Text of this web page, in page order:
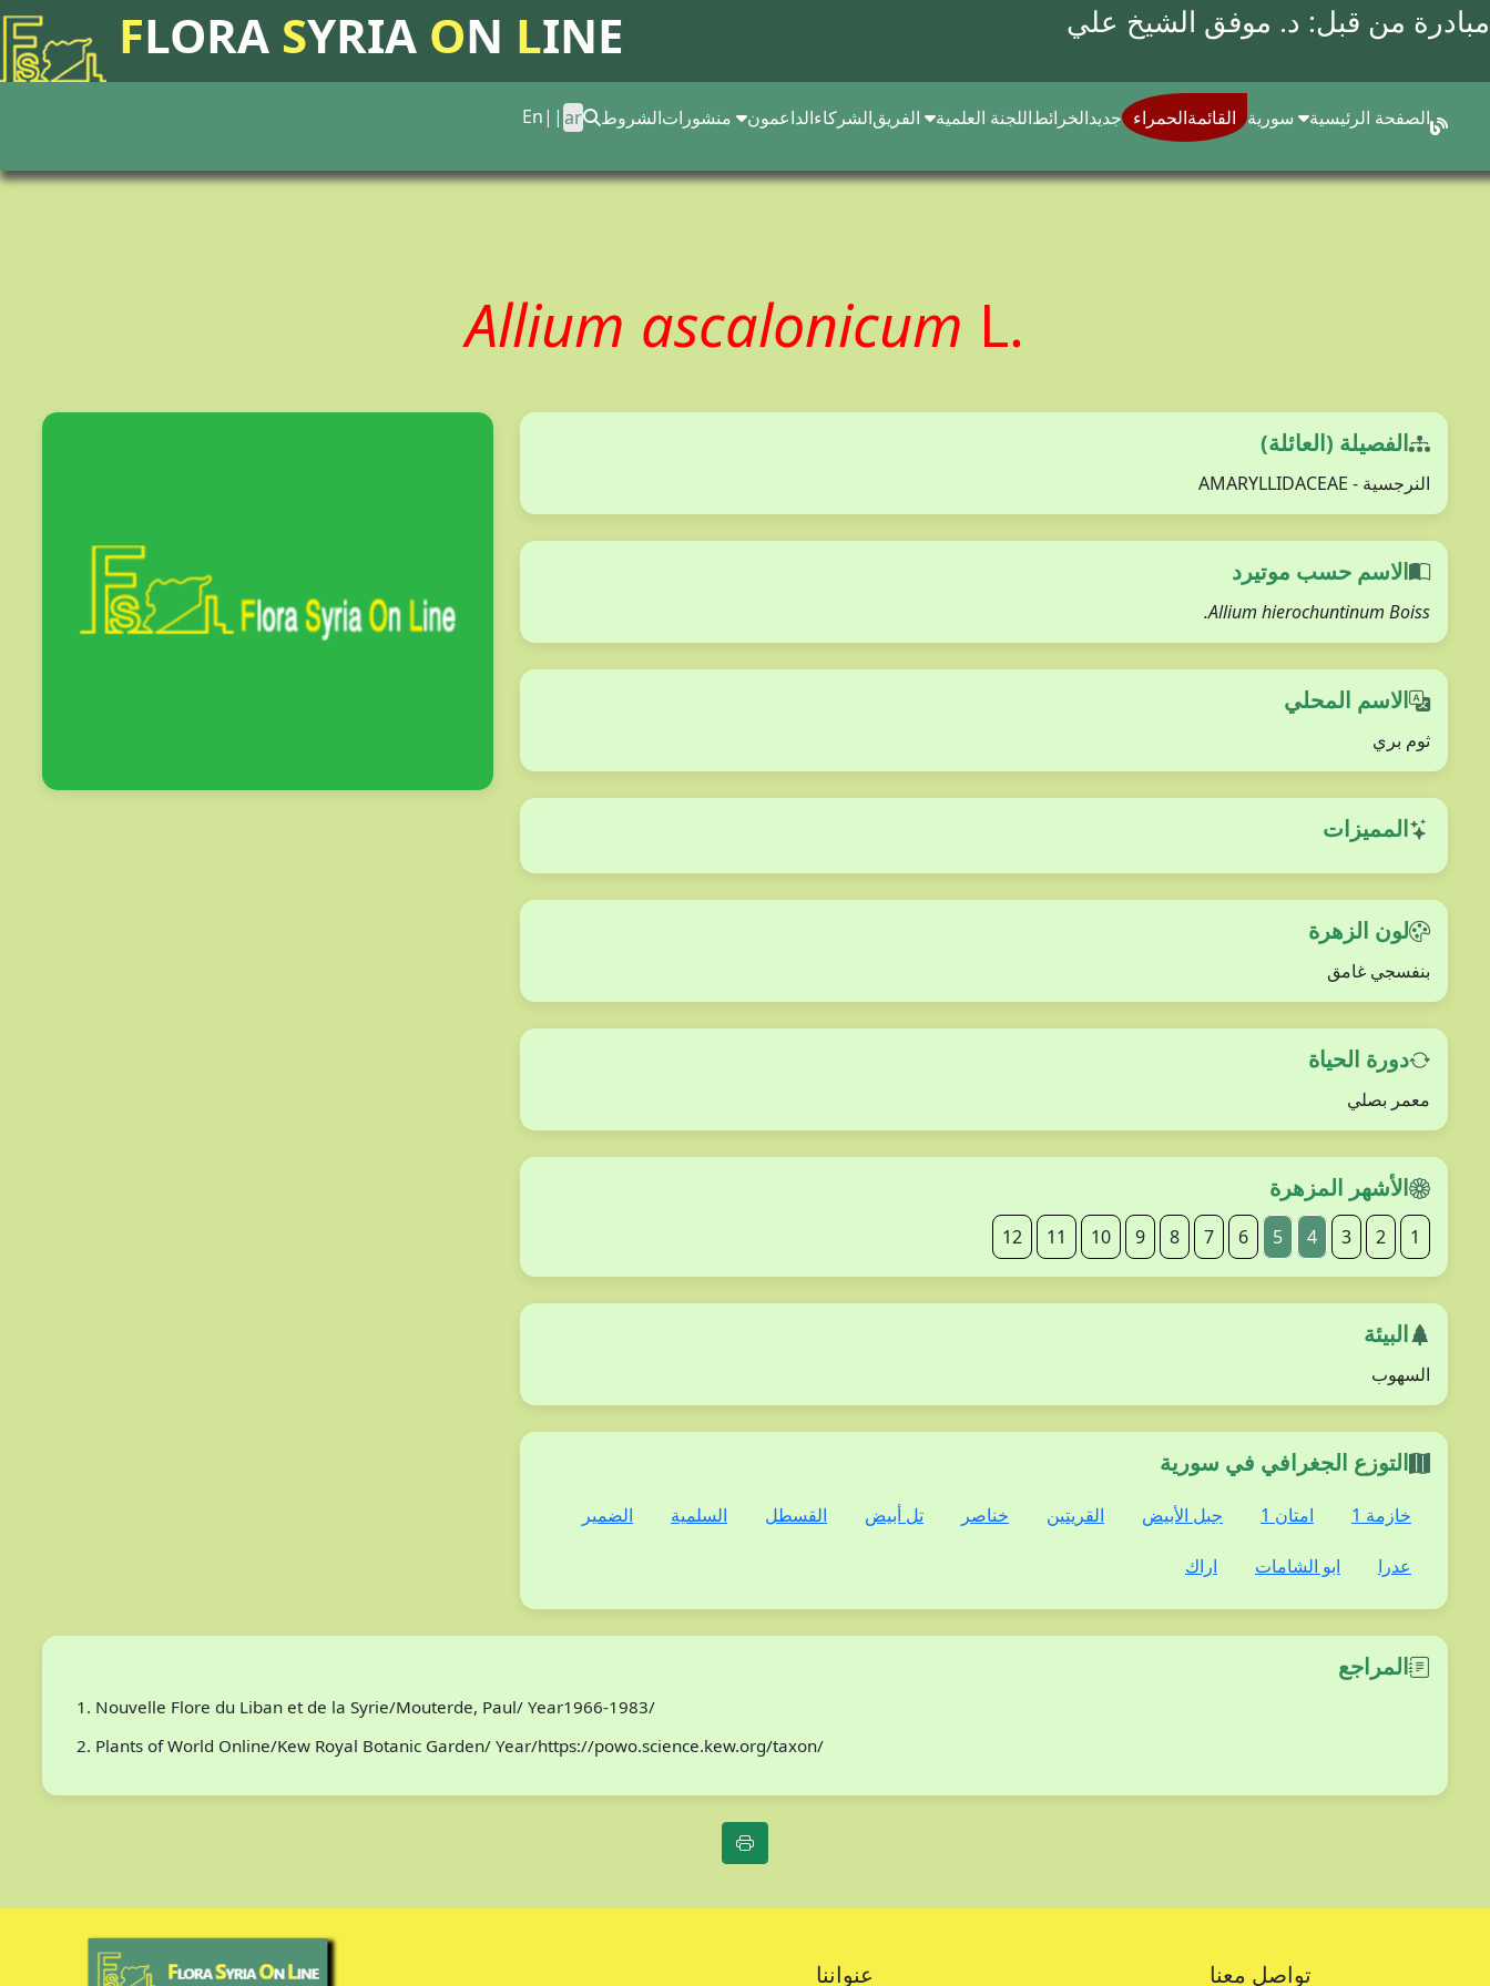
FLORA SYRIA ON LINE مبادرة من قبل: د. موفق الشيخ علي
الصفحة الرئيسية القائمةالحمراء جديدالخرائطاللجنة العلمية الشركاءالداعمون الشروط En|| ar
Allium ascalonicum L.
الفصيلة (العائلة)
النرجسية - AMARYLLIDACEAE
الاسم حسب موتيرد
Allium hierochuntinum Boiss.
الاسم المحلي
ثوم بري
المميزات
لون الزهرة
بنفسجي غامق
دورة الحياة
معمر بصلي
الأشهر المزهرة
1
2
3
4
5
6
7
8
9
10
11
12
البيئة
السهوب
التوزع الجغرافي في سورية
خازمة 1 امتان 1 جبل الأبيض القريتين خناصر تل أبيض القسطل السلمية الضمير
عدرا ابو الشامات اراك
المراجع
Nouvelle Flore du Liban et de la Syrie/Mouterde, Paul/ Year1966-1983/
Plants of World Online/Kew Royal Botanic Garden/ Year/https://powo.science.kew.org/taxon/
عنواننا تواصل معنا